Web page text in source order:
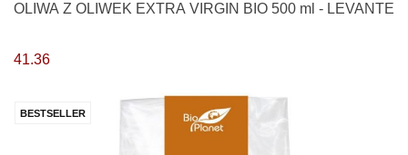
OLIWA Z OLIWEK EXTRA VIRGIN BIO 500 ml - LEVANTE
41.36
BESTSELLER